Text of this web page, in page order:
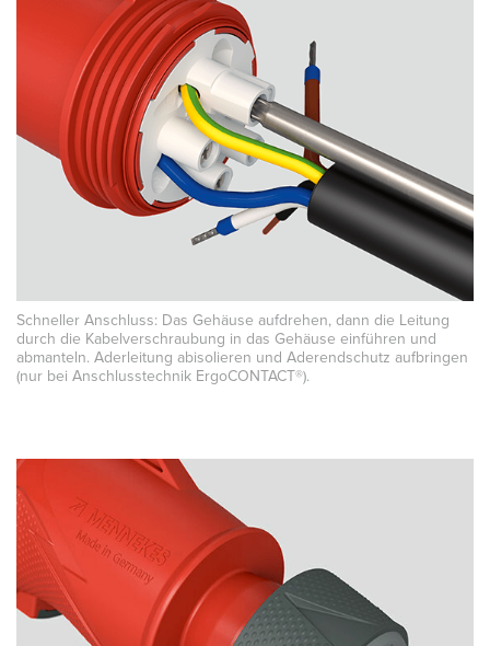
Schneller Anschluss: Das Gehäuse aufdrehen, dann die Leitung
durch die Kabelverschraubung in das Gehäuse einführen und
abmanteln. Aderleitung abisolieren und Aderendschutz aufbringen
(nur bei Anschlusstechnik ErgoCONTACT®).